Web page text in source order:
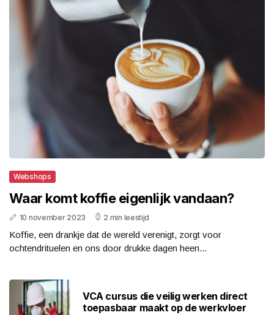
Webshops
Waar komt koffie eigenlijk vandaan?
10 november 2023 2 min leestijd
Koffie, een drankje dat de wereld verenigt, zorgt voor
ochtendrituelen en ons door drukke dagen heen...
VCA cursus die veilig werken direct
toepasbaar maakt op de werkvloer